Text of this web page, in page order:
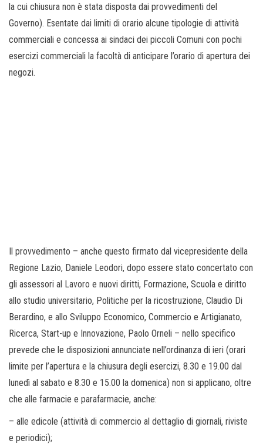
la cui chiusura non è stata disposta dai provvedimenti del
Governo). Esentate dai limiti di orario alcune tipologie di attività
commerciali e concessa ai sindaci dei piccoli Comuni con pochi
esercizi commerciali la facoltà di anticipare l’orario di apertura dei
negozi.
Il provvedimento – anche questo firmato dal vicepresidente della
Regione Lazio, Daniele Leodori, dopo essere stato concertato con
gli assessori al Lavoro e nuovi diritti, Formazione, Scuola e diritto
allo studio universitario, Politiche per la ricostruzione, Claudio Di
Berardino, e allo Sviluppo Economico, Commercio e Artigianato,
Ricerca, Start-up e Innovazione, Paolo Orneli – nello specifico
prevede che le disposizioni annunciate nell’ordinanza di ieri (orari
limite per l’apertura e la chiusura degli esercizi, 8.30 e 19.00 dal
lunedì al sabato e 8.30 e 15.00 la domenica) non si applicano, oltre
che alle farmacie e parafarmacie, anche:
– alle edicole (attività di commercio al dettaglio di giornali, riviste
e periodici);